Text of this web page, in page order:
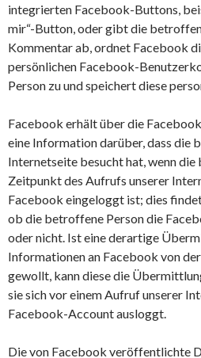
integrierten Facebook-Buttons,
mir“-Button, oder gibt die
Kommentar ab, ordnet Facebook
persönlichen Facebook-
Person zu und speichert diese
Facebook erhält über die
eine Information darüber, dass die
Internetseite besucht hat, wenn
Zeitpunkt des Aufrufs unserer
Facebook eingeloggt ist; dies
ob die betroffene Person die
oder nicht. Ist eine derartige
Informationen an Facebook von
gewollt, kann diese die
sie sich vor einem Aufruf unserer
Facebook-Account ausloggt.
Die von Facebook veröffentlichte